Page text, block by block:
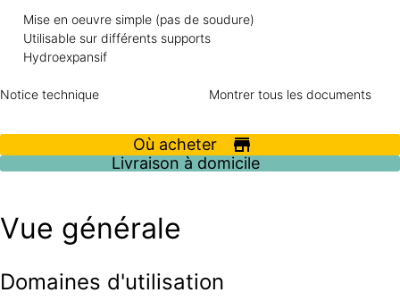
Mise en oeuvre simple (pas de soudure)
Utilisable sur différents supports
Hydroexpansif
Notice technique Montrer tous les documents
Où acheter
Livraison à domicile
Vue générale
Domaines d'utilisation